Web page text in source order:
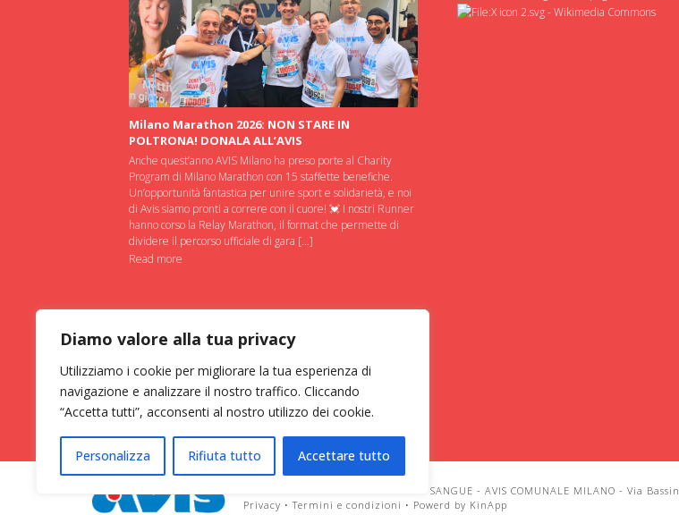
Diamo valore alla tua privacy
Utilizziamo i cookie per migliorare la tua esperienza di
navigazione e analizzare il nostro traffico. Cliccando
“Accetta tutti”, acconsenti al nostro utilizzo dei cookie.
Personalizza Rifiuta tutto Accettare tutto
Milano Marathon 2026: NON STARE IN
POLTRONA! DONALA ALL’AVIS
Anche quest’anno AVIS Milano ha preso porte al Charity
Program di Milano Marathon con 15 staffette benefiche.
Un’opportunità fantastica per unire sport e solidarietà, e noi
di Avis siamo pronti a correre con il cuore! 💓 I nostri Runner
hanno corso la Relay Marathon, il format che permette di
dividere il percorso ufficiale di gara […]
Read more
ASSOCIAZIONE VOLONTARI ITALIANI SANGUE - AVIS COMUNALE MILANO - Via
Privacy •Termini e condizioni • Powerd by KinApp